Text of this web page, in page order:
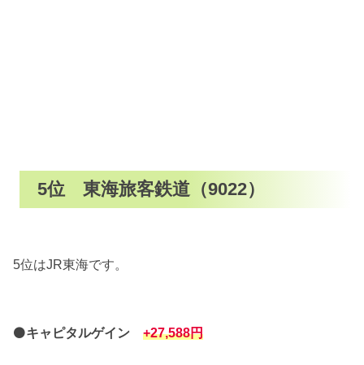
5位 東海旅客鉄道（9022）
5位はJR東海です。
⚫キャピタルゲイン +27,588円